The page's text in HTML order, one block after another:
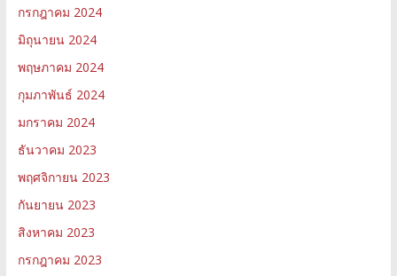
กรกฎาคม 2024
มิถุนายน 2024
พฤษภาคม 2024
กุมภาพันธ์ 2024
มกราคม 2024
ธันวาคม 2023
พฤศจิกายน 2023
กันยายน 2023
สิงหาคม 2023
กรกฎาคม 2023